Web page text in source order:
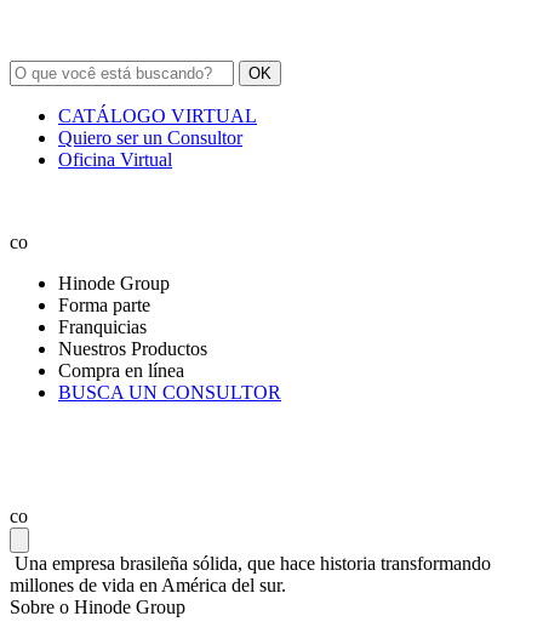
OK
CATÁLOGO VIRTUAL
Quiero ser un Consultor
Oficina Virtual
co
Hinode Group
Forma parte
Franquicias
Nuestros Productos
Compra en línea
BUSCA UN CONSULTOR
co
Una empresa brasileña sólida, que hace historia transformando
millones de vida en América del sur.
Sobre o Hinode Group